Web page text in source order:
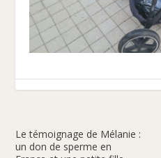
Le témoignage de Mélanie :
un don de sperme en